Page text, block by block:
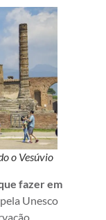
o Vesúvio
fazer em
Unesco